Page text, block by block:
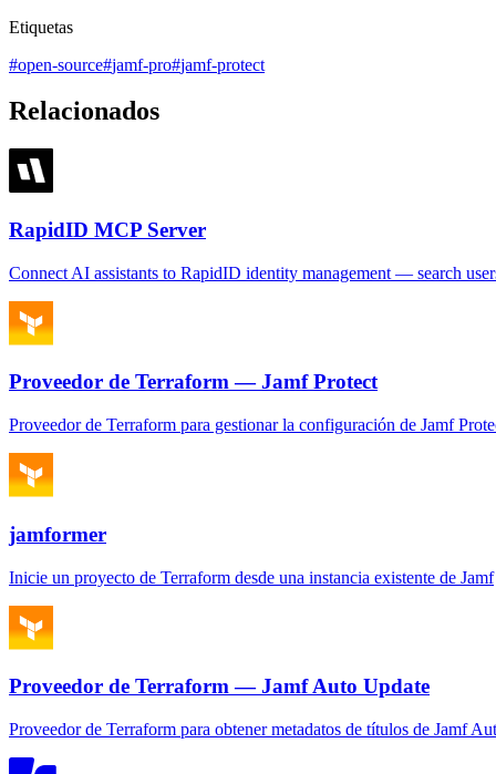
Etiquetas
#open-source#jamf-pro#jamf-protect
Relacionados
RapidID MCP Server
Connect AI assistants to RapidID identity management — search
Proveedor de Terraform — Jamf Protect
Proveedor de Terraform para gestionar la configuración de Jamf
jamformer
Inicie un proyecto de Terraform desde una instancia existente de Jamf
Proveedor de Terraform — Jamf Auto Update
Proveedor de Terraform para obtener metadatos de títulos de Jamf